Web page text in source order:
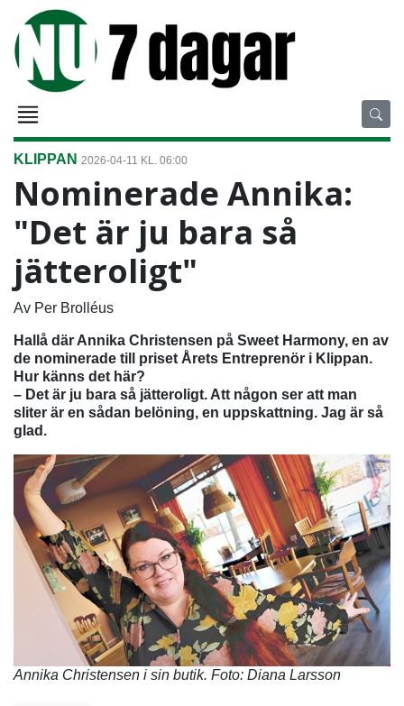
KLIPPAN 2026-04-11 KL. 06:00
Nominerade Annika:
"Det är ju bara så
jätteroligt"
Av Per Brolléus
Hallå där Annika Christensen på Sweet Harmony, en av
de nominerade till priset Årets Entreprenör i Klippan.
Hur känns det här?
– Det är ju bara så jätteroligt. Att någon ser att man
sliter är en sådan belöning, en uppskattning. Jag är så
glad.
Annika Christensen i sin butik. Foto: Diana Larsson